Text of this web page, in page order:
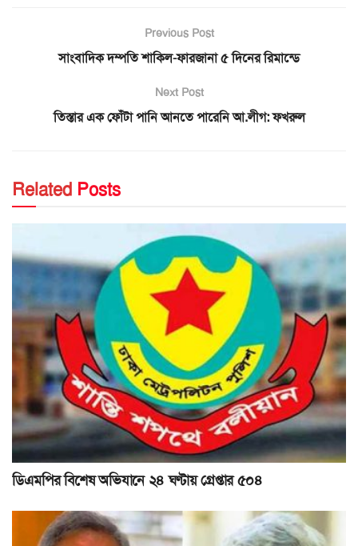
Previous Post
সাংবাদিক দম্পতি শাকিল-ফারজানা ৫ দিনের রিমান্ডে
Next Post
তিস্তার এক ফোঁটা পানি আনতে পারেনি আ.লীগ: ফখরুল
Related Posts
ডিএমপির বিশেষ অভিযানে ২৪ ঘণ্টায় গ্রেপ্তার ৫০৪